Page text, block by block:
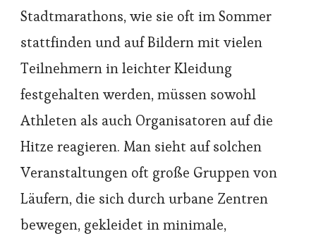
Stadtmarathons, wie sie oft im Sommer
stattfinden und auf Bildern mit vielen
Teilnehmern in leichter Kleidung
festgehalten werden, müssen sowohl
Athleten als auch Organisatoren auf die
Hitze reagieren. Man sieht auf solchen
Veranstaltungen oft große Gruppen von
Läufern, die sich durch urbane Zentren
bewegen, gekleidet in minimale,